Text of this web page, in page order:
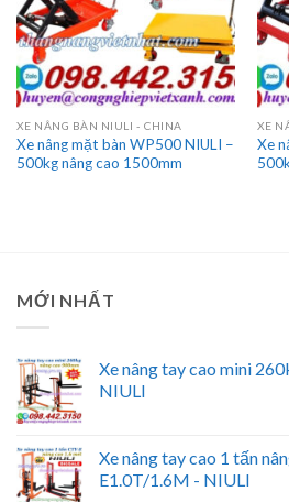
XE NÂNG BÀN NIULI - CHINA
Xe nâng mặt bàn WP500 NIULI –
500kg nâng cao 1500mm
XE
Xe
MỚI NHẤT
Xe nâng tay cao mini
NIULI
Xe nâng tay cao 1 tấn
E1.0T/1.6M - NIULI